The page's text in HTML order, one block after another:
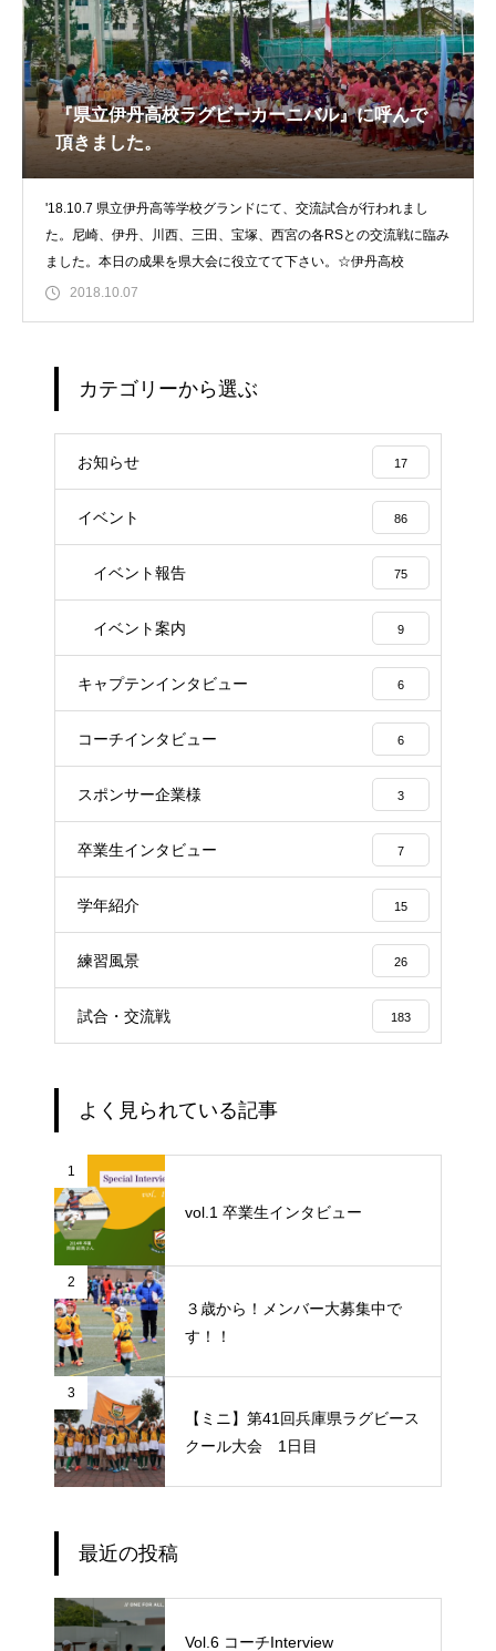
『県立伊丹高校ラグビーカーニバル』に呼んで
頂きました。
'18.10.7 県立伊丹高等学校グランドにて、交流試合が行われまし
た。尼崎、伊丹、川西、三田、宝塚、西宮の各RSとの交流戦に臨み
ました。本日の成果を県大会に役立てて下さい。☆伊丹高校
2018.10.07
カテゴリーから選ぶ
お知らせ 17
イベント 86
イベント報告 75
イベント案内 9
キャプテンインタビュー 6
コーチインタビュー 6
スポンサー企業様 3
卒業生インタビュー 7
学年紹介 15
練習風景 26
試合・交流戦 183
よく見られている記事
1
vol.1 卒業生インタビュー
2
３歳から！メンバー大募集中で
す！！
3
【ミニ】第41回兵庫県ラグビース
クール大会 1日目
最近の投稿
Vol.6 コーチInterview